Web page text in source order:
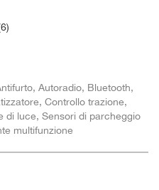
Autoradio, Bluetooth,
Controllo trazione,
di luce, Sensori di parcheggio
multifunzione